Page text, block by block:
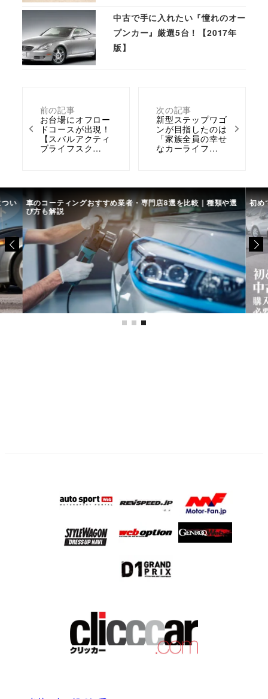
前の記事
お台場にオフロー
ドコースが出現！
【スバルアクティ
ブライフスク…
次の記事
新型ステップワゴ
ンが目指したのは
「家族全員の幸せ
なカーライフ…
中古で手に入れたい『憧れのオー
プンカー』厳選5台！【2017年
版】
い 車のコーティングおすすめ業者・専門店8選を比較｜種類や選
び方も解説
初め